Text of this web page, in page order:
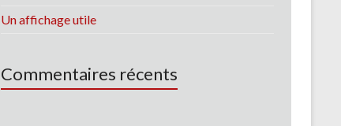
Un affichage utile
Commentaires récents